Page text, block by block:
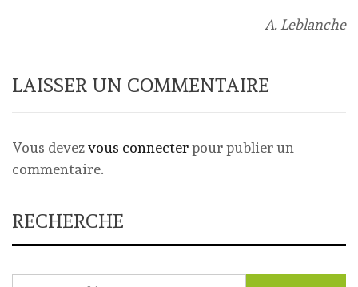
A. Leblanche
LAISSER UN COMMENTAIRE
Vous devezvous connecterpour publier un
commentaire.
RECHERCHE